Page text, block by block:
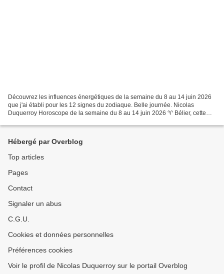
Découvrez les influences énergétiques de la semaine du 8 au 14 juin 2026
que j'ai établi pour les 12 signes du zodiaque. Belle journée. Nicolas
Duquerroy Horoscope de la semaine du 8 au 14 juin 2026 ♈ Bélier, cette
Hébergé par Overblog
Top articles
Pages
Contact
Signaler un abus
C.G.U.
Cookies et données personnelles
Préférences cookies
Voir le profil de Nicolas Duquerroy sur le portail Overblog